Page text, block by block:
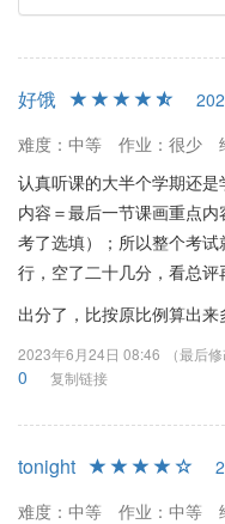
好饿
难度：中等
作业：很少
认真听课的大半个学期还
内容＝最后一节课画重点
考了选填）；所以整个考
行，空了二十几分，看总评
出分了，比按原比例算出来
2023年6月24日 08:46 （最后
0
复制链接
tonight
难度：中等
作业：中等